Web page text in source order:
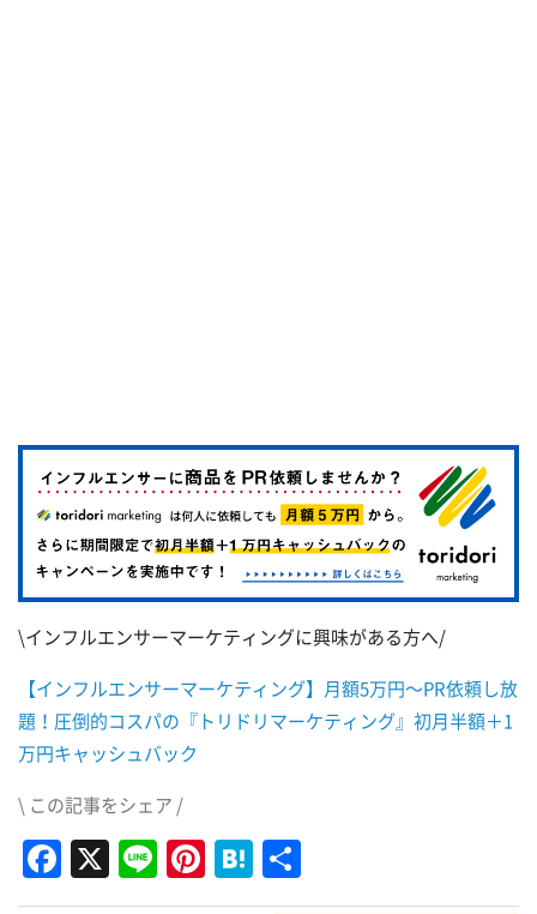
\インフルエンサーマーケティングに興味がある方へ/
【インフルエンサーマーケティング】月額5万円～PR依頼し放
題！圧倒的コスパの『トリドリマーケティング』初月半額＋1
万円キャッシュバック
\ この記事をシェア /
Facebook
X LinePinterest
Hatena
有